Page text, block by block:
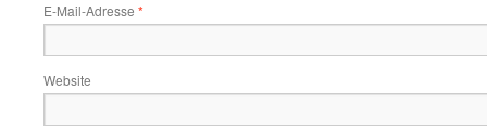
E-Mail-Adresse *
Website